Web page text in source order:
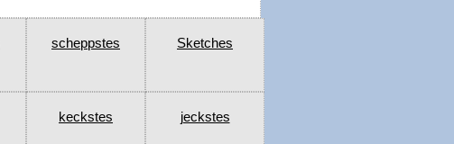
scheppstes Sketches
keckstes jeckstes